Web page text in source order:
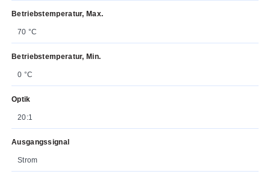
Betriebstemperatur, Max.
70 °C
Betriebstemperatur, Min.
0 °C
Optik
20:1
Ausgangssignal
Strom